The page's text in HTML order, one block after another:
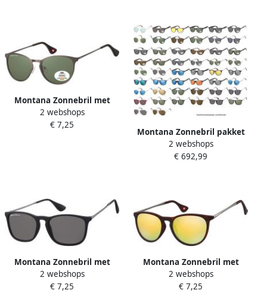
Montana Zonnebril met
groen G15 gepolariseerd
rond glas staalkleurig
2 webshops
€ 7,25
Montana Zonnebril pakket
Ã 100 assorti
2 webshops
€ 692,99
Montana Zonnebril met
smoke glas en metalen
pootje zwart
2 webshops
€ 7,25
Montana Zonnebril met
Revo goud glas en metalen
pootje mat turtle
2 webshops
€ 7,25